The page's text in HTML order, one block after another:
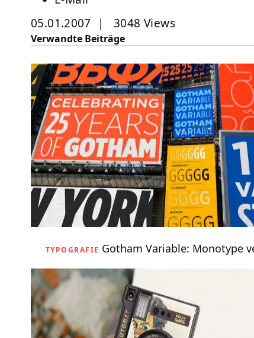
05.01.2007 | 3048 Views
Verwandte Beiträge
TYPOGRAFIE Gotham Variable: Monotype